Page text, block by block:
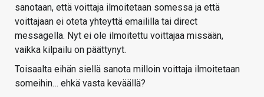
sanotaan, että voittaja ilmoitetaan somessa ja että
voittajaan ei oteta yhteyttä emaililla tai direct
messagella. Nyt ei ole ilmoitettu voittajaa missään,
vaikka kilpailu on päättynyt.
Toisaalta eihän siellä sanota milloin voittaja ilmoitetaan
someihin… ehkä vasta keväällä?